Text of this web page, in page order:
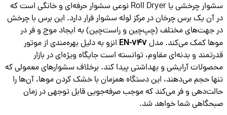
سشوار چرخشی یا Roll Dryer نوعی سشوار حرفه‌ای و خانگی است که
یک برس چرخان در مرکز لوله سشوار قرار دارد. این برس با چرخش
جهت‌های مختلف (چپ‌چین و راست‌چین) به ایجاد موج و فر در
کمک می‌کند. مدلEN-747انزو به دلیل بهره‌مندی از موتور
و بدنه‌ای مقاوم، توانسته است جایگاه ویژه‌ای در بازار
آرایشی و بهداشتی پیدا کند. برخلاف سشوارهای معمولی که
حجم می‌دهند، این دستگاه همزمان با خشک کردن موها، آن‌ها را
و فر می‌کند که موجب صرفه‌جویی قابل توجهی در زمان
شما خواهد شد.